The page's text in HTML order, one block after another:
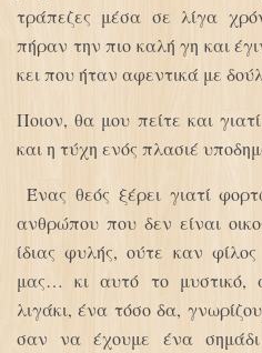
τράπεζες μέσα σε λίγα
πήραν την πιο καλή γη και
κει που ήταν αφεντικά με
Ποιον, θα μου πείτε και
και η τύχη ενός πλασιέ
Ένας θεός ξέρει γιατί
ανθρώπου που δεν είναι
ίδιας φυλής, ούτε καν
μας… κι αυτό το μυστικό,
λιγάκι, ένα τόσο δα,
σαν να έχουμε ένα